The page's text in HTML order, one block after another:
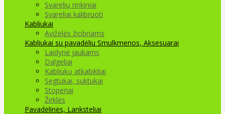
Svarelių rinkiniai
Svareliai kalibruoti
Kabliukai
Avižėlės žiobriams
Kabliukai su pavadėliu Smulkmenos, Aksesuarai
Laidynė jaukams
Dalgeliai
Kabliukų atkabikliai
Segtukai, suktukai
Stoperiai
Žirklės
Pavadėlinės, Lanksteliai